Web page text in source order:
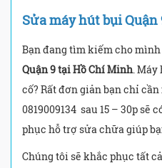
Sửa máy hút bụi Quận
Bạn đang tìm kiếm cho
Quận 9 tại Hồ Chí Minh .
cố? Rất đơn giản bạn chỉ
0819009134 sau 15 – 30p sẽ
phục hỗ trợ sửa chữa giúp
Chúng tôi sẽ khắc phục tất